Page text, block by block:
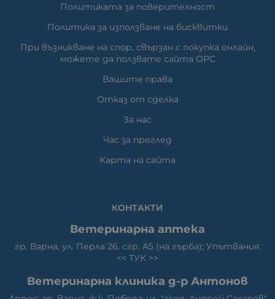
Политиката за поверителност
Политика за използване на бисквитки
При възникване на спор, свързан с покупка онлайн,
можете да ползвате сайта ОРС
Вашите права
Отказ от сделка
За нас
Час за преглед
Карта на сайта
КОНТАКТИ
Ветеринарна аптека
гр. Варна, ул. Перла 26, сгр. А5 (на гърба); Упътвания:
<< ТУК >>
Ветеринарна клиника д-р Антонов